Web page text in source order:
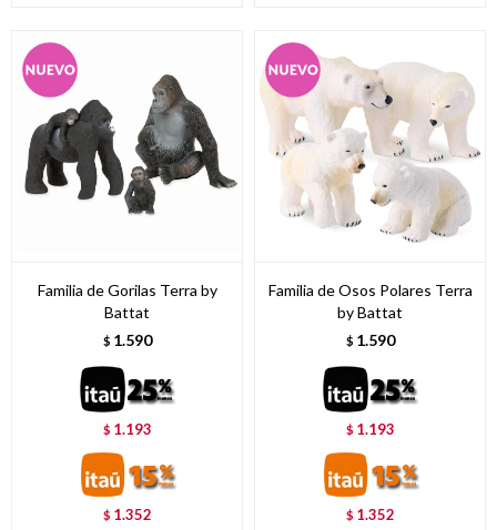
Familia de Gorilas Terra by
Battat
$ 1.590
$ 1.193
$ 1.352
Familia de Osos Polares Terra
by Battat
$ 1.590
$ 1.193
$ 1.352